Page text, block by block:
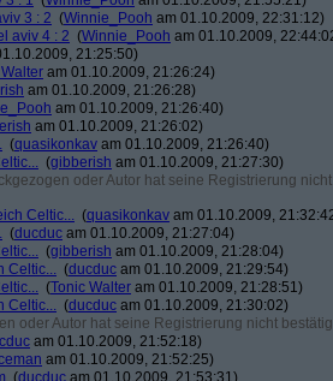
3 : 2 (Winnie_Pooh am 01.10.2009, 22:31:12)
aviv 4 : 2 (Winnie_Pooh am 01.10.2009,
21:25:50)
am 01.10.2009, 21:26:24)
am 01.10.2009, 21:26:28)
am 01.10.2009, 21:26:40)
am 01.10.2009, 21:26:02)
(quasikonkav am 01.10.2009, 21:26:40)
(gibberish am 01.10.2009, 21:27:30)
oder Autor hat seine Registrierung
Celtic... (quasikonkav am 01.10.2009,
(ducduc am 01.10.2009, 21:27:04)
(gibberish am 01.10.2009, 21:28:04)
Celtic... (ducduc am 01.10.2009, 21:29:54)
(Tonic Walter am 01.10.2009, 21:28:51)
Celtic... (ducduc am 01.10.2009, 21:30:02)
oder Autor hat seine Registrierung nicht
am 01.10.2009, 21:52:18)
am 01.10.2009, 21:52:25)
(ducduc am 01.10.2009, 21:53:31)